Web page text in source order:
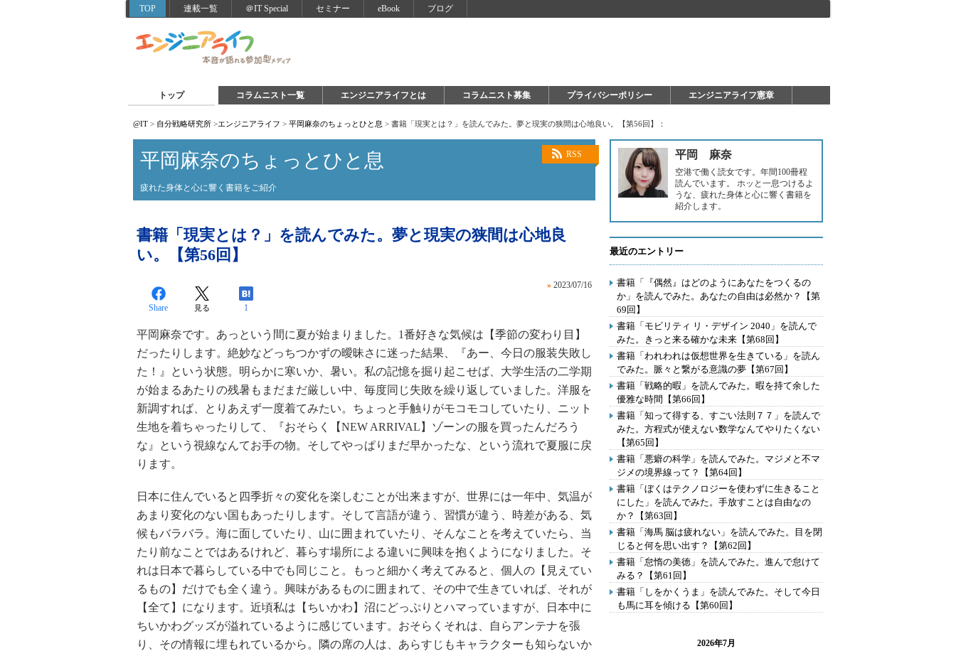
TOP 連載一覧 ＠IT Special セミナー eBook ブログ
トップ コラムニスト一覧 エンジニアライフとは コラムニスト募集 プライバシーポリシー エンジニアライフ憲章
@IT > 自分戦略研究所 >エンジニアライフ > 平岡麻奈のちょっとひと息 > 書籍「現実とは？」を読んでみた。夢と現実の狭間は心地良い。【第56回】：
RSS
平岡麻奈のちょっとひと息
疲れた身体と心に響く書籍をご紹介
書籍「現実とは？」を読んでみた。夢と現実の狭間は心地良
い。【第56回】
» 2023/07/16
Share 見る 1
平岡麻奈です。あっという間に夏が始まりました。1番好きな気候は【季節の変わり目】
だったりします。絶妙などっちつかずの曖昧さに迷った結果、『あー、今日の服装失敗し
た！』という状態。明らかに寒いか、暑い。私の記憶を掘り起こせば、大学生活の二学期
が始まるあたりの残暑もまだまだ厳しい中、毎度同じ失敗を繰り返していました。洋服を
新調すれば、とりあえず一度着てみたい。ちょっと手触りがモコモコしていたり、ニット
生地を着ちゃったりして、『おそらく【NEW ARRIVAL】ゾーンの服を買ったんだろう
な』という視線なんてお手の物。そしてやっぱりまだ早かったな、という流れで夏服に戻
ります。
日本に住んでいると四季折々の変化を楽しむことが出来ますが、世界には一年中、気温が
あまり変化のない国もあったりします。そして言語が違う、習慣が違う、時差がある、気
候もバラバラ。海に面していたり、山に囲まれていたり、そんなことを考えていたら、当
たり前なことではあるけれど、暮らす場所による違いに興味を抱くようになりました。そ
れは日本で暮らしている中でも同じこと。もっと細かく考えてみると、個人の【見えてい
るもの】だけでも全く違う。興味があるものに囲まれて、その中で生きていれば、それが
【全て】になります。近頃私は【ちいかわ】沼にどっぷりとハマっていますが、日本中に
ちいかわグッズが溢れているように感じています。おそらくそれは、自らアンテナを張
り、その情報に埋もれているから。隣の席の人は、あらすじもキャラクターも知らないか
平岡 麻奈
空港で働く読女です。年間100冊程
読んでいます。 ホッと一息つけるよ
うな、疲れた身体と心に響く書籍を
紹介します。
最近のエントリー
書籍「『偶然』はどのようにあなたをつくるの
か」を読んでみた。あなたの自由は必然か？【第
69回】
書籍「モビリティ リ・デザイン 2040」を読んで
みた。きっと来る確かな未来【第68回】
書籍「われわれは仮想世界を生きている」を読ん
でみた。脈々と繋がる意識の夢【第67回】
書籍「戦略的暇」を読んでみた。暇を持て余した
優雅な時間【第66回】
書籍「知って得する、すごい法則７７」を読んで
みた。方程式が使えない数学なんてやりたくない
【第65回】
書籍「悪癖の科学」を読んでみた。マジメと不マ
ジメの境界線って？【第64回】
書籍「ぼくはテクノロジーを使わずに生きること
にした」を読んでみた。手放すことは自由なの
か？【第63回】
書籍「海馬 脳は疲れない」を読んでみた。目を閉
じると何を思い出す？【第62回】
書籍「怠惰の美徳」を読んでみた。進んで怠けて
みる？【第61回】
書籍「しをかくうま」を読んでみた。そして今日
も馬に耳を傾ける【第60回】
2026年7月